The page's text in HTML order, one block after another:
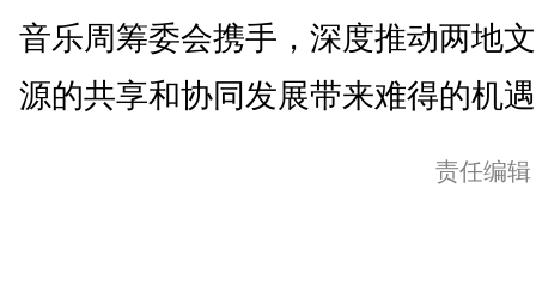
音乐周筹委会携手，深度推动两地
源的共享和协同发展带来难得的机
责任编